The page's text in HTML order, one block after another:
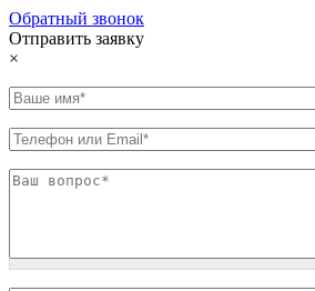
Обратный звонок
Отправить заявку
×